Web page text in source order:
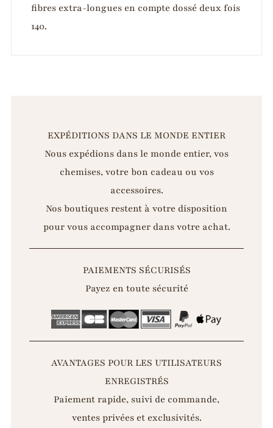
fibres extra-longues en compte dossé deux fois
140.
EXPÉDITIONS DANS LE MONDE ENTIER
Nous expédions dans le monde entier, vos
chemises, votre bon cadeau ou vos
accessoires.
Nos boutiques restent à votre disposition
pour vous accompagner dans votre achat.
PAIEMENTS SÉCURISÉS
Payez en toute sécurité
AVANTAGES POUR LES UTILISATEURS
ENREGISTRÉS
Paiement rapide, suivi de commande,
ventes privées et exclusivités.